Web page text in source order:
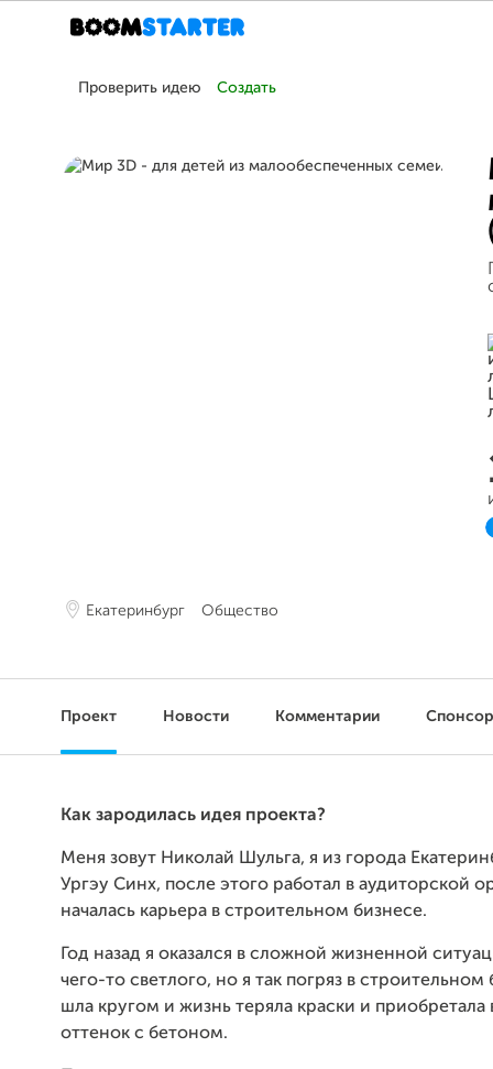
Проверить идею Создать
Екатеринбург Общество
Проект Новости Комментарии
Как зародилась идея проекта?
Меня зовут Николай Шульга, я из города
Ургэу Синх, после этого работал в аудиторской
началась карьера в строительном бизнесе.
Год назад я оказался в сложной жизненной
чего-то светлого, но я так погряз в строительном
шла кругом и жизнь теряла краски и
оттенок с бетоном.